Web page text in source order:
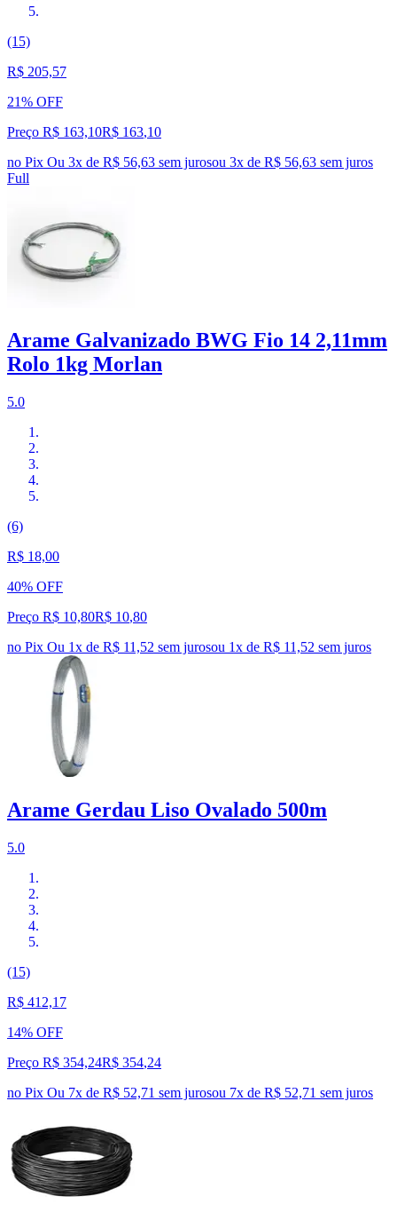
(15)
R$ 205,57
21% OFF
Preço R$ 163,10R$ 163,10
no Pix Ou 3x de R$ 56,63 sem jurosou 3x de R$ 56,63 sem juros
Full
Arame Galvanizado BWG Fio 14 2,11mm
Rolo 1kg Morlan
5.0
(6)
R$ 18,00
40% OFF
Preço R$ 10,80R$ 10,80
no Pix Ou 1x de R$ 11,52 sem jurosou 1x de R$ 11,52 sem juros
Arame Gerdau Liso Ovalado 500m
5.0
(15)
R$ 412,17
14% OFF
Preço R$ 354,24R$ 354,24
no Pix Ou 7x de R$ 52,71 sem jurosou 7x de R$ 52,71 sem juros